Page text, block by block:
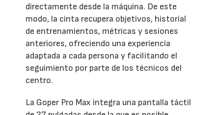
directamente desde la máquina. De este
modo, la cinta recupera objetivos, historial
de entrenamientos, métricas y sesiones
anteriores, ofreciendo una experiencia
adaptada a cada persona y facilitando el
seguimiento por parte de los técnicos del
centro.
La Goper Pro Max integra una pantalla táctil